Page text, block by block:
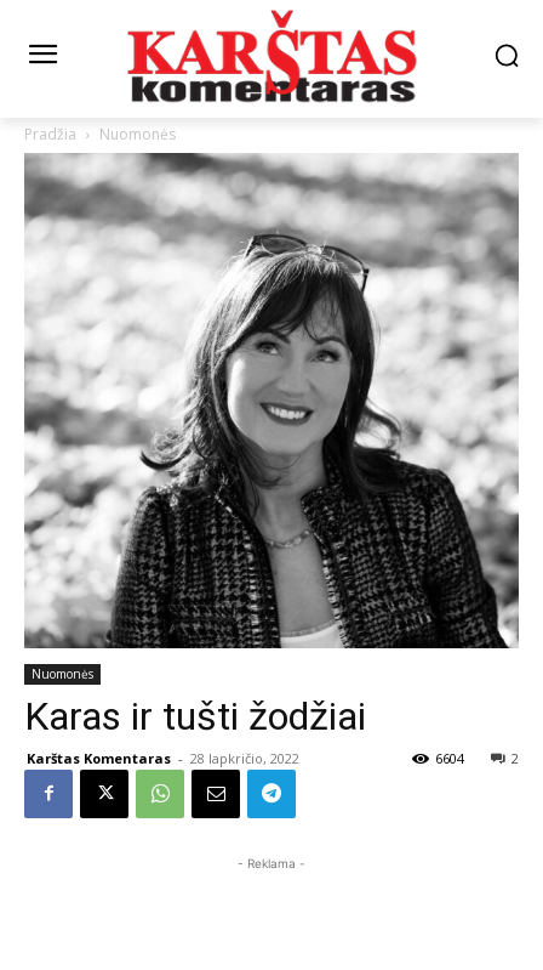
Pradžia Nuomonės
Nuomonės
Karas ir tušti žodžiai
Karštas Komentaras - 28 lapkričio, 2022 2
6604
- Reklama -